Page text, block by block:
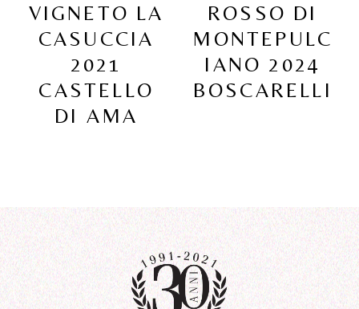
VIGNETO LA
CASUCCIA
2021
CASTELLO
DI AMA
ROSSO DI
MONTEPULC
IANO 2024
BOSCARELLI